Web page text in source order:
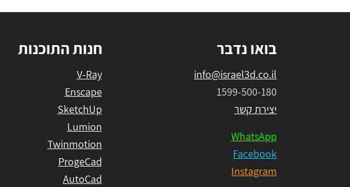
בואו נדבר
info@israel3d.co.il
1599-500-180
יצירת קשר
WhatsApp
Facebook
Instagram
חנות התוכנות
V-Ray
Enscape
SketchUp
Lumion
Twinmotion
ProgeCad
AutoCad